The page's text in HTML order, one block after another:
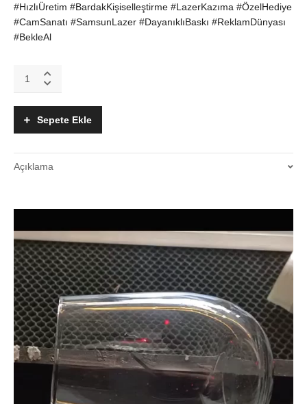
#HızlıÜretim #BardakKişiselleştirme #LazerKazıma #ÖzelHediye
#CamSanatı #SamsunLazer #DayanıklıBaskı #ReklamDünyası
#BekleAl
Samsun
Cama
baskı
quantity
Sepete Ekle
Açıklama